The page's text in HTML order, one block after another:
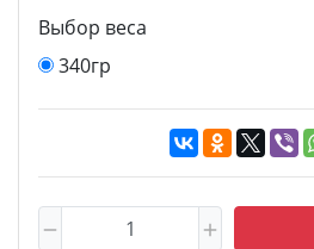
Выбор веса
340гр